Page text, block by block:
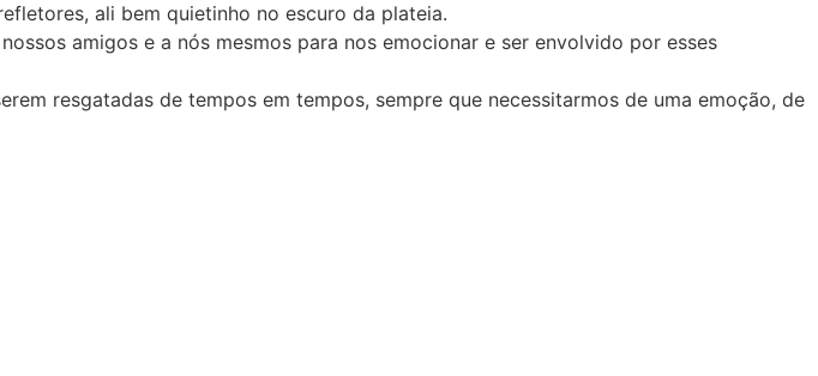
ali bem quietinho no escuro da plateia.
amigos e a nós mesmos para nos emocionar e ser envolvido por esses
resgatadas de tempos em tempos, sempre que necessitarmos de uma emoção, de